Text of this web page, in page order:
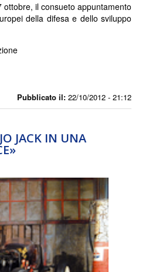
Pubblicato il: 22/10/2012 - 21:12
il consueto appuntamento
della difesa e dello sviluppo
JACK IN UNA